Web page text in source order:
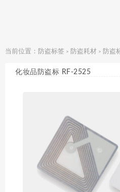
当前位置： 防盗标签 > 防盗耗材 > 防盗
化妆品防盗标 RF-2525